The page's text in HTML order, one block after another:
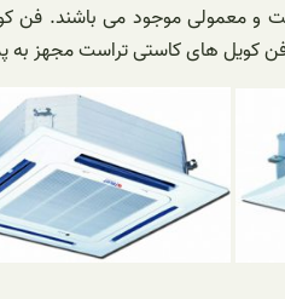
های کاستی تراست مجهز به